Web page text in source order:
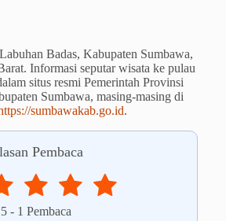
Badas, Kabupaten Sumbawa,
Informasi seputar wisata ke pulau
situs resmi Pemerintah Provinsi
Sumbawa, masing-masing di
sumbawakab.go.id.
Pembaca
5 - 1 Pembaca